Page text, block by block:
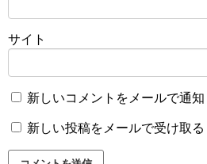
サイト
新しいコメントをメールで通知
新しい投稿をメールで受け取る